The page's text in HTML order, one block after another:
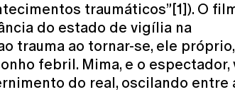
traumáticos”[1]). O
do estado de vigília na
trauma ao tornar-se, ele próprio,
febril. Mima, e o espectador,
do real, oscilando entre